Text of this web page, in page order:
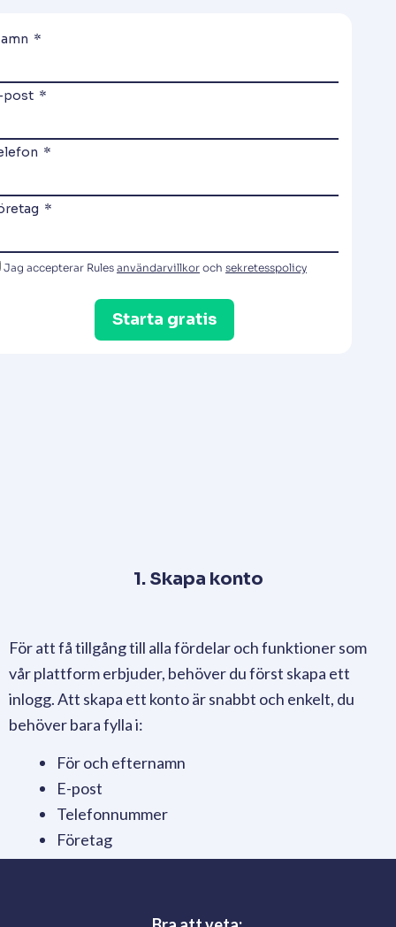
post
Jag accepterar Rules användarvillkor och sekretesspolicy
Starta gratis
1. Skapa konto
För att få tillgång till alla fördelar och funktioner som
vår plattform erbjuder, behöver du först skapa ett
inlogg. Att skapa ett konto är snabbt och enkelt, du
behöver bara fylla i:
För och efternamn
E-post
Telefonnummer
Företag